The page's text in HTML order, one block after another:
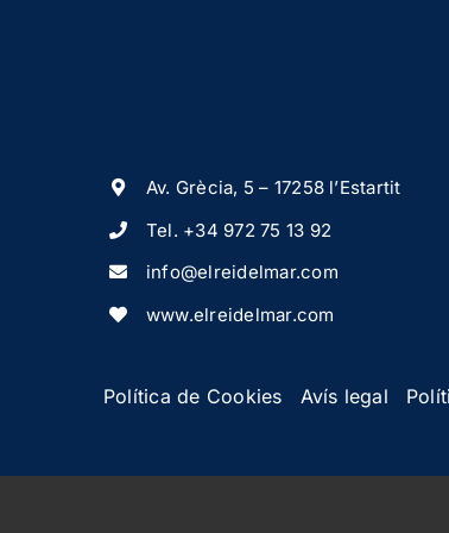
Av. Grècia, 5 – 17258 l’Estartit
Tel. +34 972 75 13 92
info@elreidelmar.com
www.elreidelmar.com
Política de Cookies Avís legal
GM